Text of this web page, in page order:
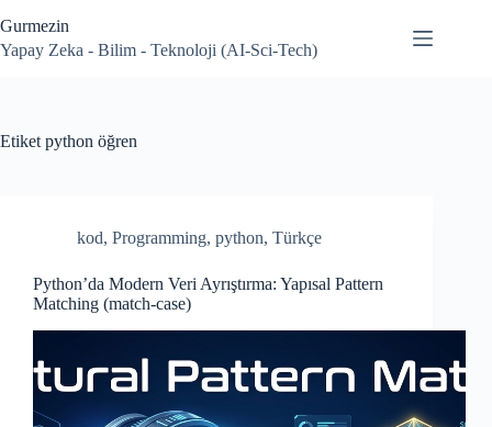
to
content
Gurmezin
Yapay Zeka - Bilim - Teknoloji (AI-Sci-Tech)
Etiket python öğren
kod, Programming, python, Türkçe
Python’da Modern Veri Ayrıştırma: Yapısal Pattern
Matching (match-case)